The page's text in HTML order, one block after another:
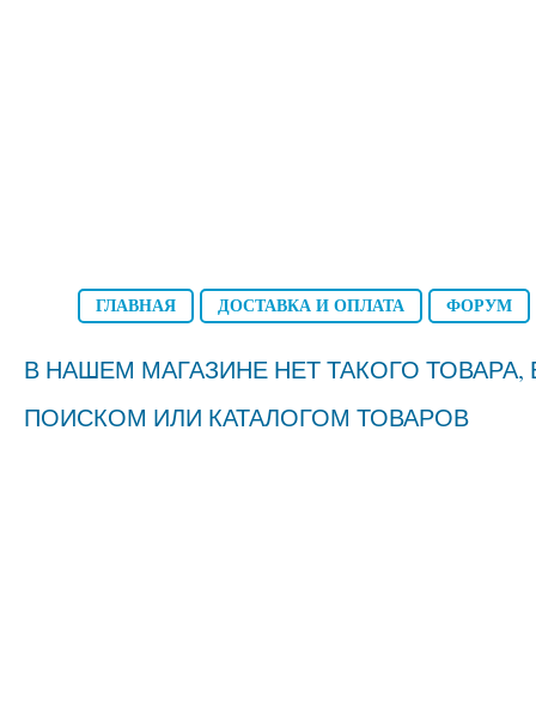
ГЛАВНАЯ ДОСТАВКА И ОПЛАТА ФОРУМ
В НАШЕМ МАГАЗИНЕ НЕТ ТАКОГО
ПОИСКОМ ИЛИ КАТАЛОГОМ ТОВАРОВ